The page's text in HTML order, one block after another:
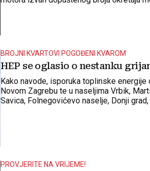
BROJNI KVARTOVI POGOĐENI KVAROM
HEP se oglasio o nestanku
Kako navode, isporuka toplinske energije
Novom Zagrebu te u naseljima Vrbik,
Savica, Folnegovićevo naselje, Donji
PROVJERITE NA VRIJEME!